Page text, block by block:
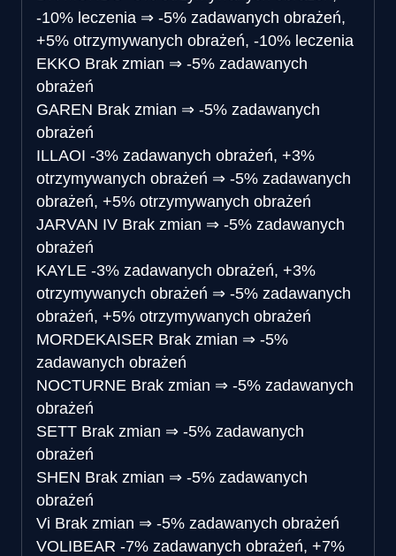
-10% leczenia ⇒ -5% zadawanych obrażeń,
+5% otrzymywanych obrażeń, -10% leczenia
EKKO Brak zmian ⇒ -5% zadawanych
obrażeń
GAREN Brak zmian ⇒ -5% zadawanych
obrażeń
ILLAOI -3% zadawanych obrażeń, +3%
otrzymywanych obrażeń ⇒ -5% zadawanych
obrażeń, +5% otrzymywanych obrażeń
JARVAN IV Brak zmian ⇒ -5% zadawanych
obrażeń
KAYLE -3% zadawanych obrażeń, +3%
otrzymywanych obrażeń ⇒ -5% zadawanych
obrażeń, +5% otrzymywanych obrażeń
MORDEKAISER Brak zmian ⇒ -5%
zadawanych obrażeń
NOCTURNE Brak zmian ⇒ -5% zadawanych
obrażeń
SETT Brak zmian ⇒ -5% zadawanych
obrażeń
SHEN Brak zmian ⇒ -5% zadawanych
obrażeń
Vi Brak zmian ⇒ -5% zadawanych obrażeń
VOLIBEAR -7% zadawanych obrażeń, +7%